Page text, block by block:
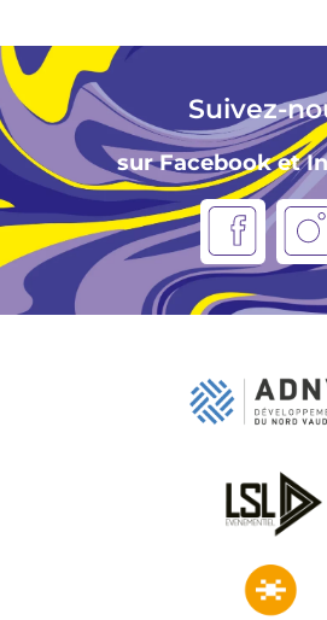
Suivez-
sur Facebook et